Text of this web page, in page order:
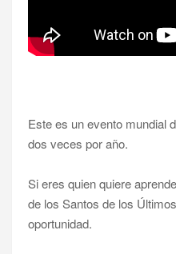
Este es un evento mundial
dos veces por año.
Si eres quien quiere
de los Santos de los
oportunidad.